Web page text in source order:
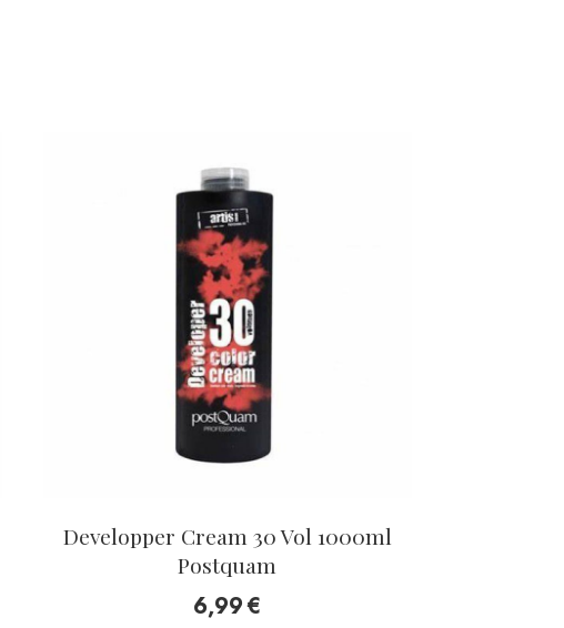
Developper Cream 30 Vol 1000ml
Postquam
6,99€